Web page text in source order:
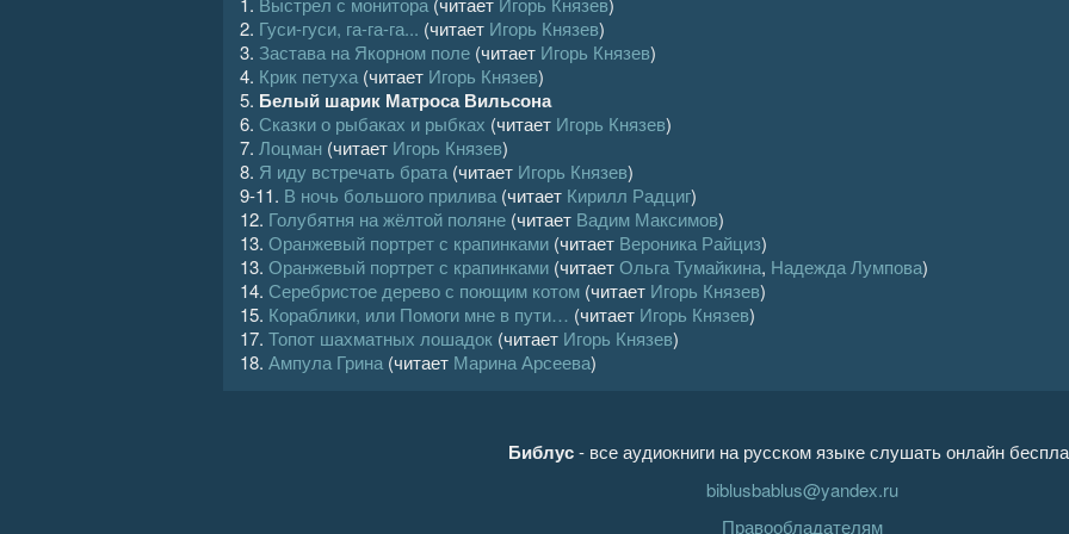
2. Гуси-гуси, га-га-га... (читает Игорь Князев)
3. Застава на Якорном поле (читает Игорь Князев)
4. Крик петуха (читает Игорь Князев)
5. Белый шарик Матроса Вильсона
6. Сказки о рыбаках и рыбках (читает Игорь Князев)
7. Лоцман (читает Игорь Князев)
8. Я иду встречать брата (читает Игорь Князев)
9-11. В ночь большого прилива (читает Кирилл Радциг)
12. Голубятня на жёлтой поляне (читает Вадим Максимов)
13. Оранжевый портрет с крапинками (читает Вероника Райциз)
13. Оранжевый портрет с крапинками (читаетОльга Тумайкина, Надежда Лумпова)
14. Серебристое дерево с поющим котом (читает Игорь Князев)
15. Кораблики, или Помоги мне в пути… (читает Игорь Князев)
17. Топот шахматных лошадок (читает Игорь Князев)
18. Ампула Грина (читает Марина Арсеева)
Библус- все аудиокниги на русском языке слушать онлайн
biblusbablus@yandex.ru
Правообладателям